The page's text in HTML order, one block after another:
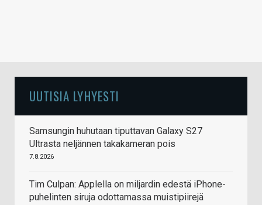
UUTISIA LYHYESTI
Samsungin huhutaan tiputtavan Galaxy S27
Ultrasta neljännen takakameran pois
7.8.2026
Tim Culpan: Applella on miljardin edestä iPhone-
puhelinten siruja odottamassa muistipiirejä